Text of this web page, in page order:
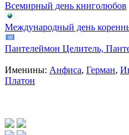
Всемирный день книголюбов
Международный день
Пантелеймон Целитель,
Именины: Анфиса, Герман,
Платон